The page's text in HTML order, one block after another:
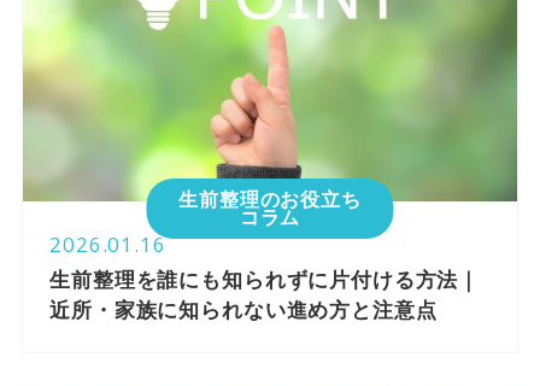
生前整理のお役立ち
コラム
2026.01.16
生前整理を誰にも知られずに片付ける方法｜
近所・家族に知られない進め方と注意点